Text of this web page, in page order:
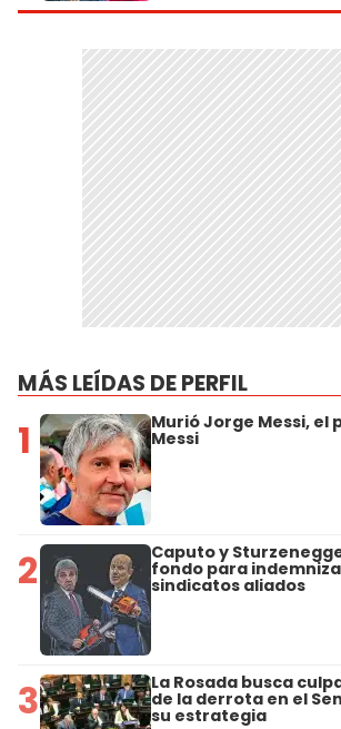
MÁS LEÍDAS DE PERFIL
1 Murió Jorge Messi, el
Messi
2 Caputo y
fondo para
sindicatos aliados
3 La Rosada busca
de la derrota en el
su estrategia